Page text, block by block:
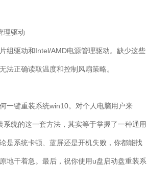
理驱动
组驱动和Intel/AMD电源管理驱动。缺少这些
法正确读取温度和控制风扇策略。
一键重装系统win10。对个人电脑用户来
系统的这一套方法，其实等于掌握了一种通用
是系统卡顿、蓝屏还是开机失败，你都能找
地干着急。最后，祝你使用u盘启动盘重装系